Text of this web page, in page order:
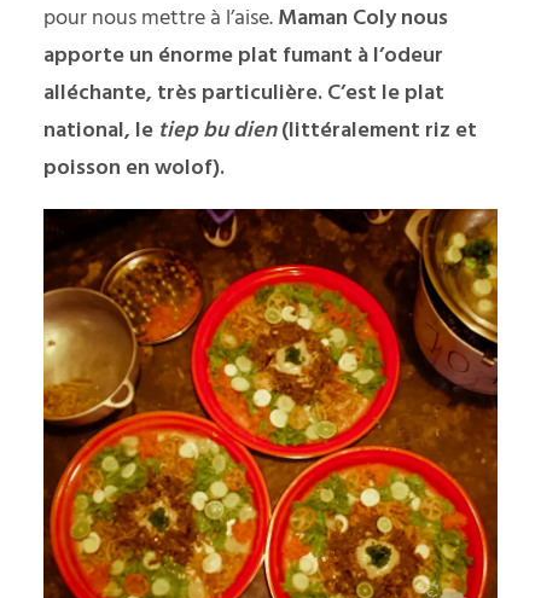
pour nous mettre à l’aise.Maman Coly nous
apporte un énorme plat fumant à l’odeur
alléchante, très particulière. C’est le plat
national, le tiep budien(littéralement riz et
poisson en wolof).